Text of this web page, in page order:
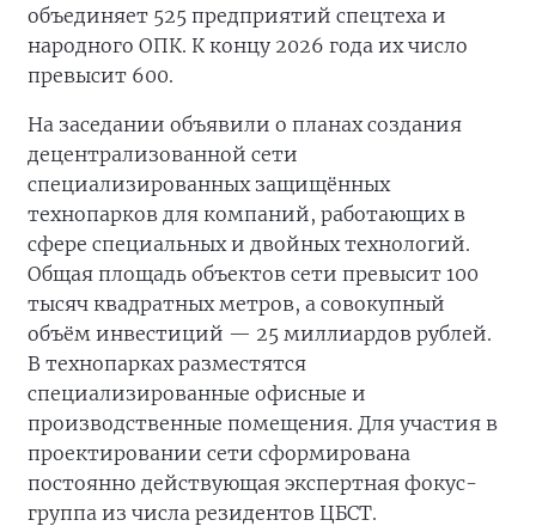
объединяет 525 предприятий спецтеха и
народного ОПК. К концу 2026 года их число
превысит 600.
На заседании объявили о планах создания
децентрализованной сети
специализированных защищённых
технопарков для компаний, работающих в
сфере специальных и двойных технологий.
Общая площадь объектов сети превысит 100
тысяч квадратных метров, а совокупный
объём инвестиций — 25 миллиардов рублей.
В технопарках разместятся
специализированные офисные и
производственные помещения. Для участия в
проектировании сети сформирована
постоянно действующая экспертная фокус-
группа из числа резидентов ЦБСТ.